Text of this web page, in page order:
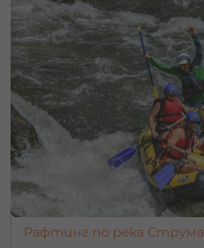
Рафтинг по река Струма